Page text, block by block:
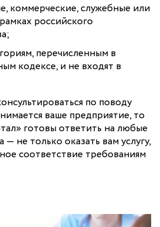
коммерческие, служебные или
российского
перечисленным в
кодексе, и не входят в
по поводу
ваше предприятие, то
готовы ответить на любые
не только оказать вам услугу,
соответствие требованиям